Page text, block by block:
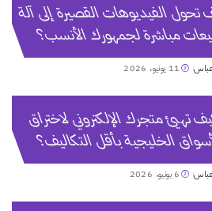
تحول الفيديوهات القصيرة إلى آلة
مباشرة لجمهورك الأنسب؟
11 يونيو، 2026
تهيئ متجرك الإلكتروني لاختراق
الخليجية بأقل التكاليف؟
6 يونيو، 2026